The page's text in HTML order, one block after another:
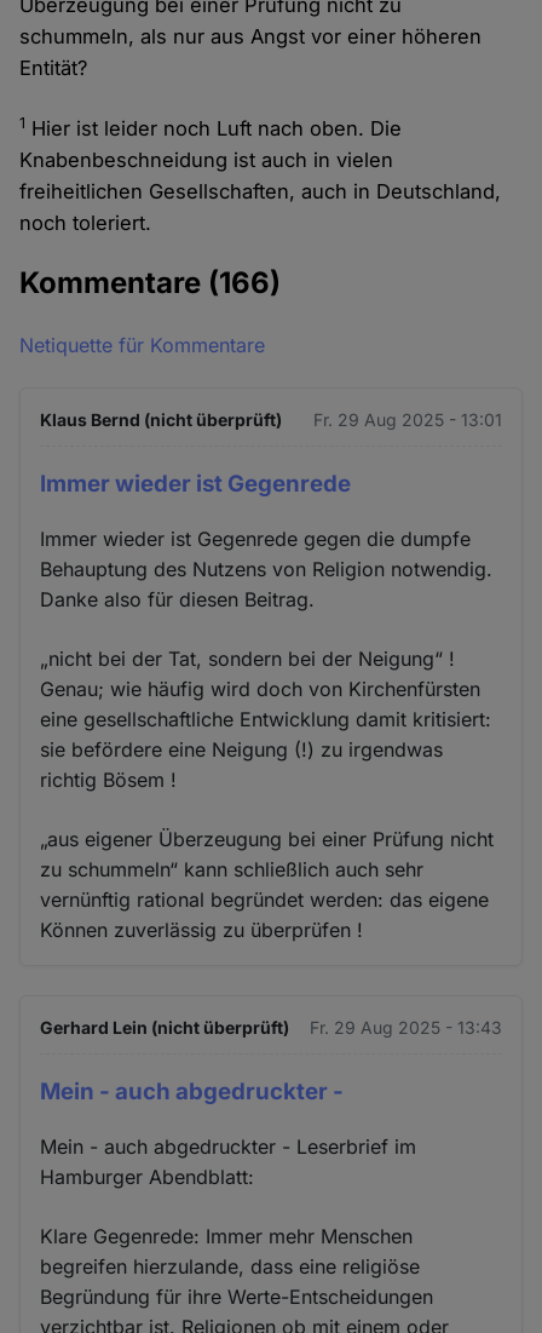
Überzeugung bei einer Prüfung nicht zu
schummeln, als nur aus Angst vor einer höheren
Entität?
1 Hier ist leider noch Luft nach oben. Die
Knabenbeschneidung ist auch in vielen
freiheitlichen Gesellschaften, auch in Deutschland,
noch toleriert.
Kommentare (166)
Netiquette für Kommentare
Klaus Bernd (nicht überprüft) Fr. 29 Aug 2025 - 13:01
Immer wieder ist Gegenrede
Immer wieder ist Gegenrede gegen die dumpfe
Behauptung des Nutzens von Religion notwendig.
Danke also für diesen Beitrag.
„nicht bei der Tat, sondern bei der Neigung“ !
Genau; wie häufig wird doch von Kirchenfürsten
eine gesellschaftliche Entwicklung damit kritisiert:
sie befördere eine Neigung (!) zu irgendwas
richtig Bösem !
„aus eigener Überzeugung bei einer Prüfung nicht
zu schummeln“ kann schließlich auch sehr
vernünftig rational begründet werden: das eigene
Können zuverlässig zu überprüfen !
Gerhard Lein (nicht überprüft) Fr. 29 Aug 2025 - 13:43
Mein - auch abgedruckter -
Mein - auch abgedruckter - Leserbrief im
Hamburger Abendblatt:
Klare Gegenrede: Immer mehr Menschen
begreifen hierzulande, dass eine religiöse
Begründung für ihre Werte-Entscheidungen
verzichtbar ist. Religionen ob mit einem oder